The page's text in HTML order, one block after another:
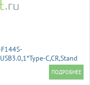
C,CR,Stand